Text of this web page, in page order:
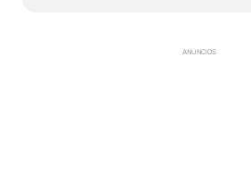
ANUNCIOS